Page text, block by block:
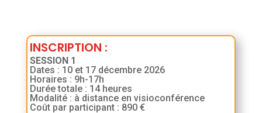
INSCRIPTION :
SESSION 1
Dates : 10 et 17 décembre 2026
Horaires : 9h-17h
Durée totale : 14 heures
Modalité : à distance en visioconférence
Coût par participant : 890 €